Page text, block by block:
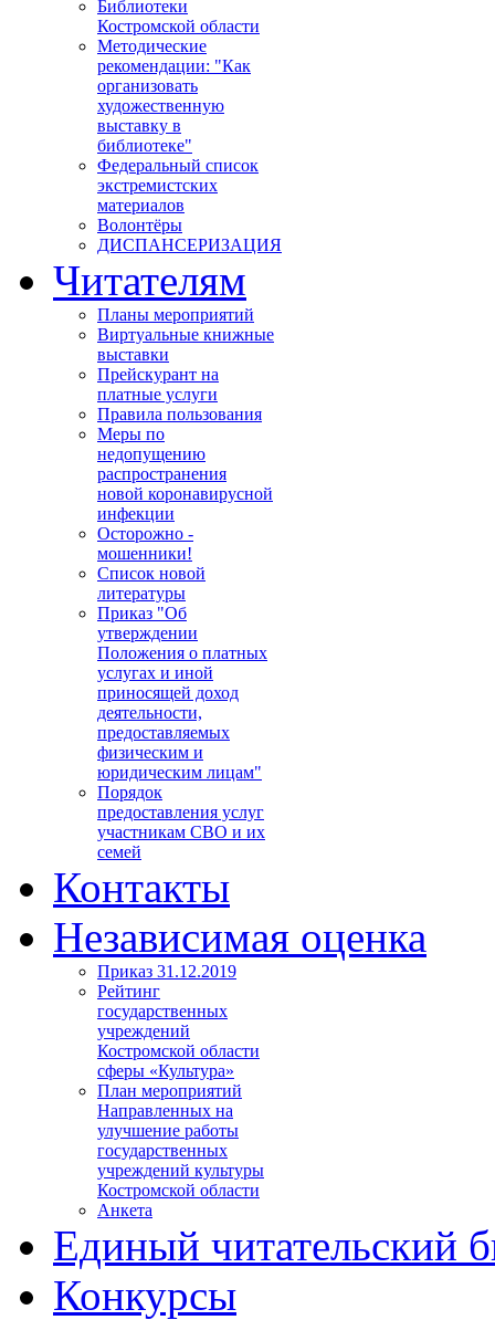
Библиотеки
Костромской области
Методические
рекомендации: "Как
организовать
художественную
выставку в
библиотеке"
Федеральный список
экстремистских
материалов
Волонтёры
ДИСПАНСЕРИЗАЦИЯ
Читателям
Планы мероприятий
Виртуальные книжные
выставки
Прейскурант на
платные услуги
Правила пользования
Меры по
недопущению
распространения
новой коронавирусной
инфекции
Осторожно -
мошенники!
Список новой
литературы
Приказ "Об
утверждении
Положения о платных
услугах и иной
приносящей доход
деятельности,
предоставляемых
физическим и
юридическим лицам"
Порядок
предоставления услуг
участникам СВО и их
семей
Контакты
Независимая оценка
Приказ 31.12.2019
Рейтинг
государственных
учреждений
Костромской области
сферы «Культура»
План мероприятий
Направленных на
улучшение работы
государственных
учреждений культуры
Костромской области
Анкета
Единый читательский
Конкурсы